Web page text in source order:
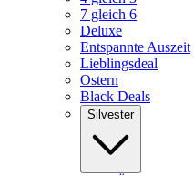
7 gleich 6
Deluxe
Entspannte Auszeit
Lieblingsdeal
Ostern
Black Deals
Silvester